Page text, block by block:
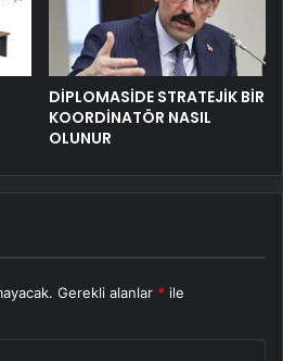
DİPLOMASİDE STRATEJİK BİR
KOORDİNATÖR NASIL
OLUNUR
Gerekli alanlar * ile